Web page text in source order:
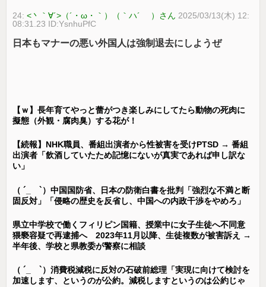
24:<丶｀∀´>（´・ω・｀）（｀ハ´ ）さん 2025/03/13(木) 12:
08:31.23 ID:YsnhuPfC
日本もマナーの悪い外国人は強制退去にしようぜ
【ｗ】長年育てやっと蕾がつき楽しみにしてたら動物の死肉に
擬態（外観・腐肉臭）する花が！
【続報】NHK職員、番組出演者から性被害を受けPTSD → 番組
出演者「飲酒していたため記憶にないが真実であれば申し訳な
い」
（ ´_ゝ`）中国国防省、日本の防衛白書を批判「強烈な不満と断
固反対」「侵略の歴史を反省し、中国への内政干渉をやめろ」
県立中学校で働くフィリピン国籍、授業中に女子生徒へ不同意
猥褻容疑で再逮捕へ 2023年11月以降、生徒複数が被害訴え →
半年後、学校と県教委が警察に相談
（ ´_ゝ`）消費税減税に反対の石破前総理「実現に向けて検討を
加速します、というのが公約。減税しますというのは公約じゃ